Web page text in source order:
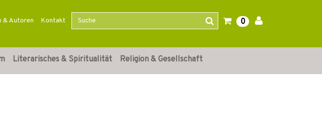
& Autoren Kontakt 0
Literarisches & Spiritualität Religion & Gesellschaft